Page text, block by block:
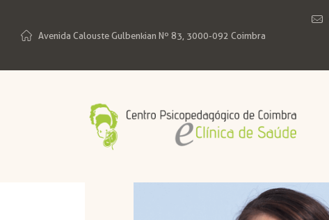
Avenida Calouste Gulbenkian Nº 83, 3000-092 Coimbra